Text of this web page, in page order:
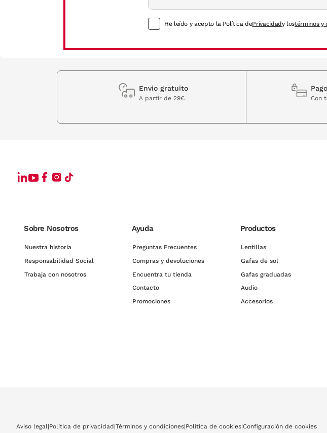
He leído y acepto la Política dePrivacidady lostérminos y
Envio gratuito
A partir de 29€ Con
Sobre Nosotros
Nuestra historia
Responsabilidad Social
Trabaja con nosotros
Ayuda
Preguntas Frecuentes
Compras y devoluciones
Encuentra tu tienda
Contacto
Promociones
Productos
Lentillas
Gafas de sol
Gafas graduadas
Audio
Accesorios
Aviso legal|Política de privacidad |Términos y condiciones|Política de cookies|Configuración de cookies